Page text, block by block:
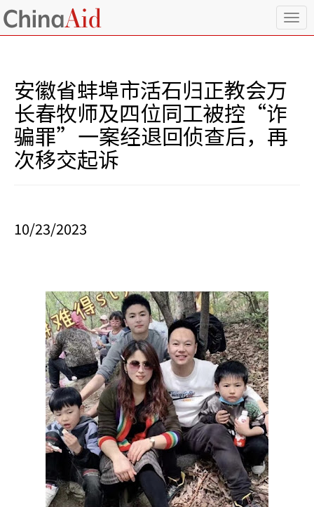
T
o
安徽省蚌埠市活石归正教会万
长春牧师及四位同工被控“诈
骗罪”一案经退回侦查后，再
次移交起诉
10/23/2023